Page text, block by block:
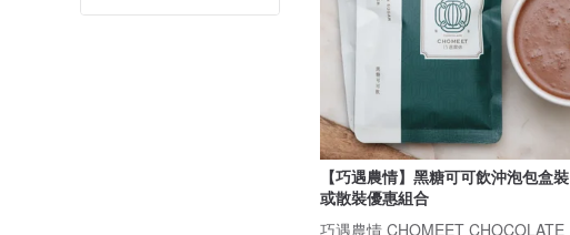
【巧遇農情】黑糖可可飲沖泡包盒裝
或散裝優惠組合
巧遇農情 CHOMEET CHOCOLATE